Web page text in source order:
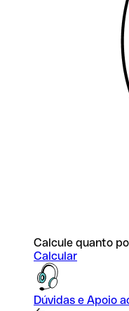
Calcule quanto
Calcular
Dúvidas e Apoio